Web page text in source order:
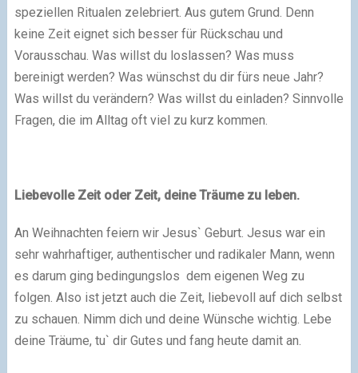
speziellen Ritualen zelebriert. Aus gutem Grund. Denn
keine Zeit eignet sich besser für Rückschau und
Vorausschau. Was willst du loslassen? Was muss
bereinigt werden? Was wünschst du dir fürs neue Jahr?
Was willst du verändern? Was willst du einladen? Sinnvolle
Fragen, die im Alltag oft viel zu kurz kommen.
Liebevolle Zeit oder Zeit, deine Träume zu leben.
An Weihnachten feiern wir Jesus` Geburt. Jesus war ein
sehr wahrhaftiger, authentischer und radikaler Mann, wenn
es darum ging bedingungslos dem eigenen Weg zu
folgen. Also ist jetzt auch die Zeit, liebevoll auf dich selbst
zu schauen. Nimm dich und deine Wünsche wichtig. Lebe
deine Träume, tu` dir Gutes und fang heute damit an.